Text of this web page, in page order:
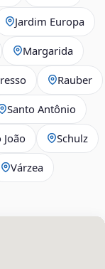
Jardim Europa
Margarida
Rauber
Santo Antônio
João Schulz
Várzea